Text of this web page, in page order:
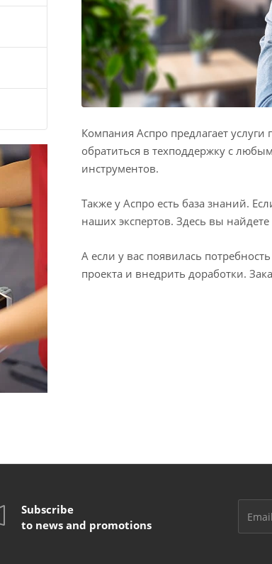
Компания Аспро предлагает услуги
обратиться в техподдержку с
инструментов.
Также у Аспро есть база знаний.
наших экспертов. Здесь вы
А если у вас появилась
проекта и внедрить доработки.
Subscribe
to news and promotions